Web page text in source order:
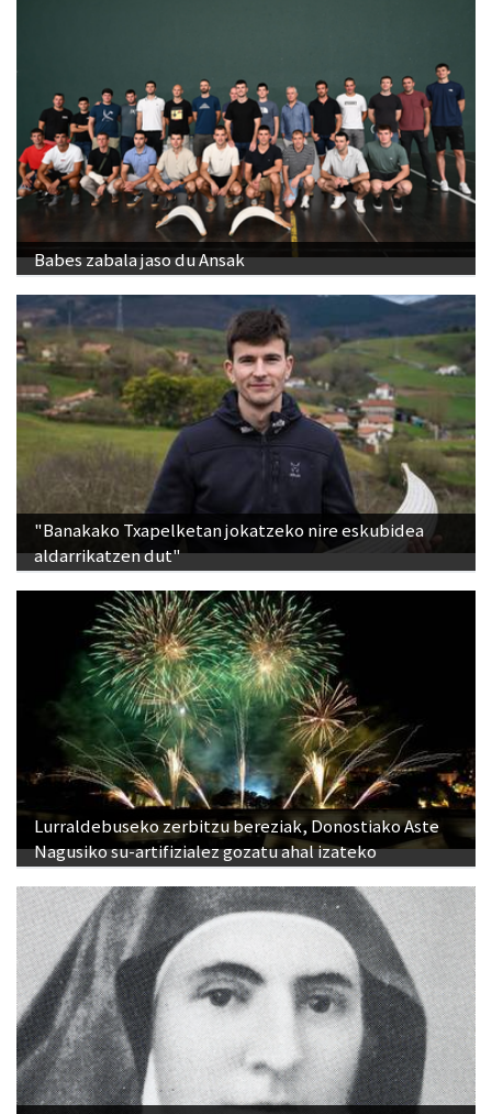
Babes zabala jaso du Ansak
"Banakako Txapelketan jokatzeko nire eskubidea
aldarrikatzen dut"
Lurraldebuseko zerbitzu bereziak, Donostiako Aste
Nagusiko su-artifizialez gozatu ahal izateko